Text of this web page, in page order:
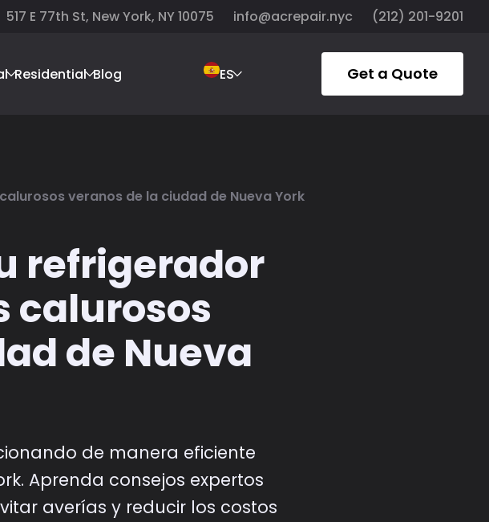
517 E 77th St, New York, NY 10075 info@acrepair.nyc (212) 201-9201
Residential Blog ES Get a Quote
veranos de la ciudad de Nueva York
refrigerador
calurosos
de Nueva
de manera eficiente
Aprenda consejos expertos
averías y reducir los costos